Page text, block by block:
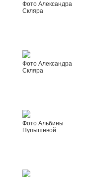
Фото Александра
Скляра
Фото Александра
Скляра
Фото Альбины
Пупышевой